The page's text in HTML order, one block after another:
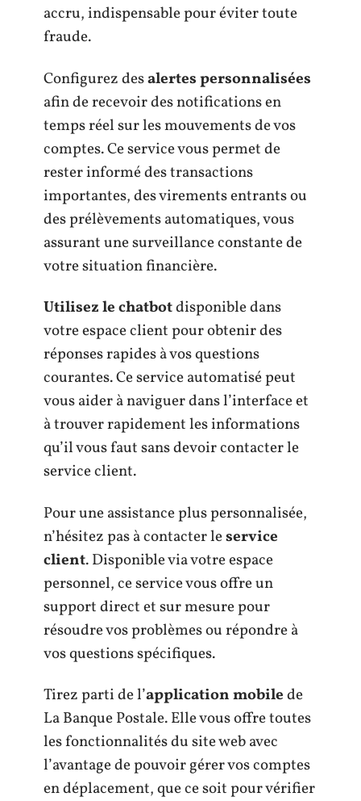
accru, indispensable pour éviter toute
fraude.
Configurez desalertes personnalisées
afin de recevoir des notifications en
temps réel sur les mouvements de vos
comptes. Ce service vous permet de
rester informé des transactions
importantes, des virements entrants ou
des prélèvements automatiques, vous
assurant une surveillance constante de
votre situation financière.
Utilisez le chatbotdisponible dans
votre espace client pour obtenir des
réponses rapides à vos questions
courantes. Ce service automatisé peut
vous aider à naviguer dans l’interface et
à trouver rapidement les informations
qu’il vous faut sans devoir contacter le
service client.
Pour une assistance plus personnalisée,
n’hésitez pas à contacter leservice
client. Disponible via votre espace
personnel, ce service vous offre un
support direct et sur mesure pour
résoudre vos problèmes ou répondre à
vos questions spécifiques.
Tirez parti de l’application mobilede
La Banque Postale. Elle vous offre toutes
les fonctionnalités du site web avec
l’avantage de pouvoir gérer vos comptes
en déplacement, que ce soit pour vérifier